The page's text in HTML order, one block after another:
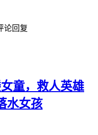
论回复
童，救人英雄
水女孩